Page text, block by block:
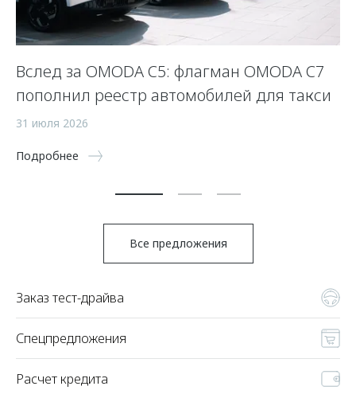
Вслед за OMODA C5: флагман OMODA C7
пополнил реестр автомобилей для такси
31 июля 2026
Подробнее
Все предложения
Заказ тест-драйва
Спецпредложения
Расчет кредита